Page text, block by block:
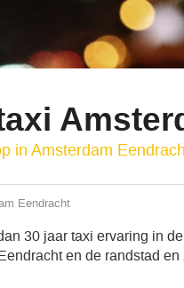
in Amsterdam
Eendracht
30 jaar taxi ervaring in
en de randstad